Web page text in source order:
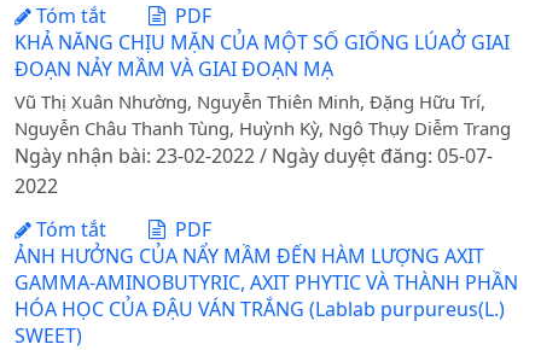
Tóm tắt
PDF
KHẢ NĂNG CHỊU MẶN CỦA MỘT SỐ GIỐNG LÚAỞ GIAI
ĐOẠN NẢY MẦM VÀ GIAI ĐOẠN MẠ
Vũ Thị Xuân Nhường, Nguyễn Thiên Minh, Đặng Hữu Trí,
Nguyễn Châu Thanh Tùng, Huỳnh Kỳ, Ngô Thụy Diễm Trang
Ngày nhận bài: 23-02-2022 / Ngày duyệt đăng: 05-07-
2022
Tóm tắt
PDF
ẢNH HƯỞNG CỦA NẨY MẦM ĐẾN HÀM LƯỢNG AXIT
GAMMA-AMINOBUTYRIC, AXIT PHYTIC VÀ THÀNH PHẦN
HÓA HỌC CỦA ĐẬU VÁN TRẮNG (Lablab purpureus(L.)
SWEET)